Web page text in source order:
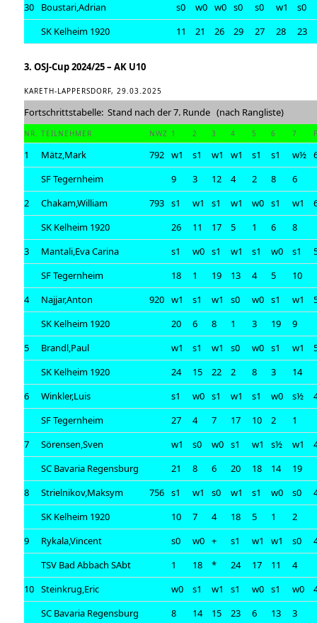
30
Boustari,Adrian s0 w0 w0 s0 s0 w1
s0
SK Kelheim 1920
11 21 26 29 27 28 23
3. OSJ-Cup 2024/25 – AK U10
KARETH-LAPPERSDORF, 29.03.2025
Fortschrittstabelle: Stand nach der 7. Runde (nach Rangliste)
NR. TEILNEHMER NWZ 1 2 3 4 5 6 7
1 Mätz,Mark 792 w1 s1 w1 w1 s1 s1 w½
SF Tegernheim
9 3 12 4 2 8
6
2
Chakam,William 793 s1 w1 s1 w1 w0 s1 w1
SK Kelheim 1920
26 11 17 5 1 6
8
3
Mantali,Eva Carina s1 w0 s1 w1 s1 w0 s1
SF Tegernheim
18 1 19 13 4 5
10
4
Najjar,Anton 920 w1 s1 w1 s0 w0 s1 w1
SK Kelheim 1920
20 6 8 1 3 19
9
5
Brandl,Paul w1 s1 w1 s0 w0 s1 w1
SK Kelheim 1920
24 15 22 2 8 3
14
6
Winkler,Luis s1 w0 s1 w1 s1 w0 s½
SF Tegernheim
27 4 7 17 10 2
1
7
Sörensen,Sven w1 s0 w0 s1 w1 s½ w1
SC Bavaria Regensburg
21 8 6 20 18 14
19
8
Strielnikov,Maksym 756 s1 w1 s0 w1 s1 w0 s0
SK Kelheim 1920
10 7 4 18 5 1
2
9
Rykala,Vincent s0 w0 + s1 w1 w1 s0
TSV Bad Abbach SAbt
1 18 * 24 17 11
4
10 Steinkrug,Eric w0 s1 w1 s1 w0 s1 w0
SC Bavaria Regensburg
8 14 15 23 6 13 3